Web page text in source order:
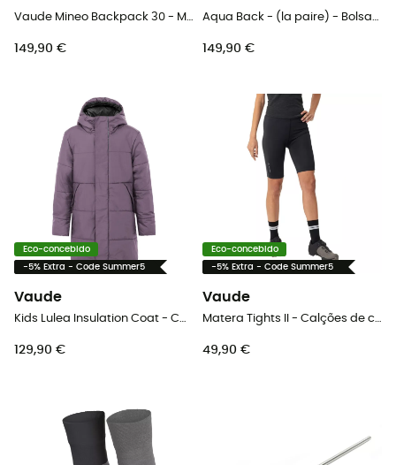
Vaude Mineo Backpack 30 - Mochila
149,90 €
Aqua Back - (la paire) - Bolsas Bicicleta
149,90 €
Eco-concebido
-5% Extra - Code Summer5
Vaude
Kids Lulea Insulation Coat - Casaco de inverno criança
129,90 €
Eco-concebido
-5% Extra - Code Summer5
Vaude
Matera Tights II - Calções de ciclista mulher
49,90 €